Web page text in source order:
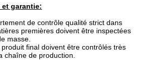
garantie:
de contrôle qualité strict dans
premières doivent être inspectées
masse.
final doivent être contrôlés très
chaîne de production.